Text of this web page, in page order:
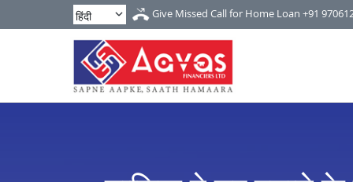
Give Missed Call for Home Loan +91